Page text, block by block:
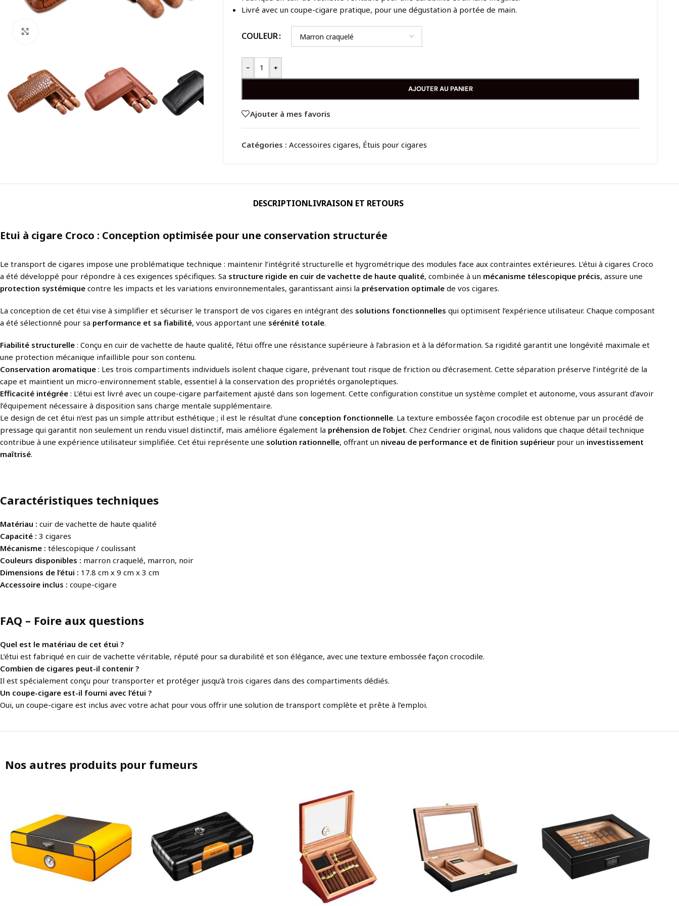
Livré avec un coupe-cigare pratique, pour une dégustation à portée de main.
COULEUR
- +
AJOUTER AU PANIER
Ajouter à mes favoris
Catégories : Accessoires cigares, Étuis pour cigares
DESCRIPTIONLIVRAISON ET RETOURS
Etui à cigare Croco : Conception optimisée pour une conservation structurée
Le transport de cigares impose une problématique technique : maintenir l’intégrité structurelle et hygrométrique des modules face aux contraintes extérieures. L’étui à cigares Croco
a été développé pour répondre à ces exigences spécifiques. Sa structure rigide en cuir de vachette de haute qualité, combinée à un mécanisme télescopique précis, assure une
protection systémique contre les impacts et les variations environnementales, garantissant ainsi la préservation optimale de vos cigares.
La conception de cet étui vise à simplifier et sécuriser le transport de vos cigares en intégrant des solutions fonctionnelles qui optimisent l’expérience utilisateur. Chaque composant
a été sélectionné pour sa performance et sa fiabilité, vous apportant une sérénité totale.
Fiabilité structurelle : Conçu en cuir de vachette de haute qualité, l’étui offre une résistance supérieure à l’abrasion et à la déformation. Sa rigidité garantit une longévité maximale et
une protection mécanique infaillible pour son contenu.
Conservation aromatique : Les trois compartiments individuels isolent chaque cigare, prévenant tout risque de friction ou d’écrasement. Cette séparation préserve l’intégrité de la
cape et maintient un micro-environnement stable, essentiel à la conservation des propriétés organoleptiques.
Efficacité intégrée : L’étui est livré avec un coupe-cigare parfaitement ajusté dans son logement. Cette configuration constitue un système complet et autonome, vous assurant d’avoir
l’équipement nécessaire à disposition sans charge mentale supplémentaire.
Le design de cet étui n’est pas un simple attribut esthétique ; il est le résultat d’une conception fonctionnelle. La texture embossée façon crocodile est obtenue par un procédé de
pressage qui garantit non seulement un rendu visuel distinctif, mais améliore également la préhension de l’objet. Chez Cendrier original, nous validons que chaque détail technique
contribue à une expérience utilisateur simplifiée. Cet étui représente une solution rationnelle, offrant un niveau de performance et de finition supérieurpour un investissement
maîtrisé.
Caractéristiques techniques
Matériau : cuir de vachette de haute qualité
Capacité : 3 cigares
Mécanisme : télescopique / coulissant
Couleurs disponibles : marron craquelé, marron, noir
Dimensions de l’étui : 17.8 cm x 9 cm x 3 cm
Accessoire inclus : coupe-cigare
FAQ – Foire aux questions
Quel est le matériau de cet étui ?
L’étui est fabriqué en cuir de vachette véritable, réputé pour sa durabilité et son élégance, avec une texture embossée façon crocodile.
Combien de cigares peut-il contenir ?
Il est spécialement conçu pour transporter et protéger jusqu’à trois cigares dans des compartiments dédiés.
Un coupe-cigare est-il fourni avec l’étui ?
Oui, un coupe-cigare est inclus avec votre achat pour vous offrir une solution de transport complète et prête à l’emploi.
Nos autres produits pour fumeurs